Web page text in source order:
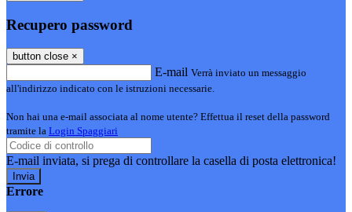
Recupero password
button close ×
E-mail Verrà inviato un messaggio
all'indirizzo indicato con le istruzioni necessarie.
Non hai una e-mail associata al nome utente? Effettua il reset della password
tramite la Login Spaggiari
E-mail inviata, si prega di controllare la casella di posta elettronica!
Errore